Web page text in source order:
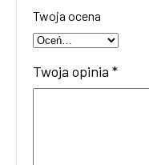
Twoja ocena
Twoja opinia *